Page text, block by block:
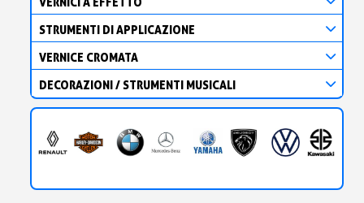
STRUMENTI DI APPLICAZIONE
VERNICE CROMATA
DECORAZIONI / STRUMENTI MUSICALI